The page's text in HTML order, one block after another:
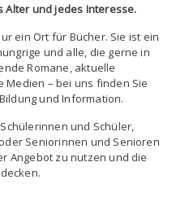
Alter und jedes Interesse.
ein Ort für Bücher. Sie ist ein
und alle, die gerne in
Romane, aktuelle
Medien – bei uns finden Sie
und Information.
und Schüler,
Seniorinnen und Senioren
Angebot zu nutzen und die